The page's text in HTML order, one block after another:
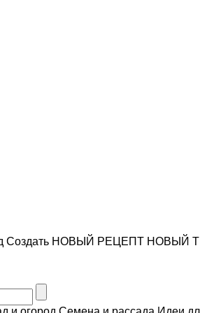
Создать НОВЫЙ РЕЦЕПТ НОВЫЙ